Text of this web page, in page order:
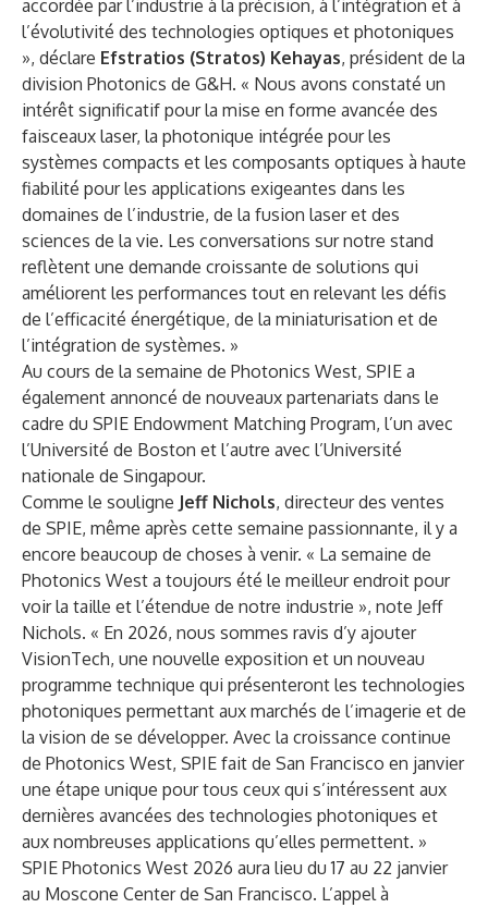
accordée par l’industrie à la précision, à l’intégration et à
l’évolutivité des technologies optiques et photoniques
», déclare Efstratios (Stratos) Kehayas, président de la
division Photonics de G&H. « Nous avons constaté un
intérêt significatif pour la mise en forme avancée des
faisceaux laser, la photonique intégrée pour les
systèmes compacts et les composants optiques à haute
fiabilité pour les applications exigeantes dans les
domaines de l’industrie, de la fusion laser et des
sciences de la vie. Les conversations sur notre stand
reflètent une demande croissante de solutions qui
améliorent les performances tout en relevant les défis
de l’efficacité énergétique, de la miniaturisation et de
l’intégration de systèmes. »
Au cours de la semaine de Photonics West, SPIE a
également annoncé de nouveaux partenariats dans le
cadre du SPIE Endowment Matching Program, l’un avec
l’Université de Boston et l’autre avec l’Université
nationale de Singapour.
Comme le souligne Jeff Nichols, directeur des ventes
de SPIE, même après cette semaine passionnante, il y a
encore beaucoup de choses à venir. « La semaine de
Photonics West a toujours été le meilleur endroit pour
voir la taille et l’étendue de notre industrie », note Jeff
Nichols. « En 2026, nous sommes ravis d’y ajouter
VisionTech, une nouvelle exposition et un nouveau
programme technique qui présenteront les technologies
photoniques permettant aux marchés de l’imagerie et de
la vision de se développer. Avec la croissance continue
de Photonics West, SPIE fait de San Francisco en janvier
une étape unique pour tous ceux qui s’intéressent aux
dernières avancées des technologies photoniques et
aux nombreuses applications qu’elles permettent. »
SPIE Photonics West 2026 aura lieu du 17 au 22 janvier
au Moscone Center de San Francisco. L’appel à